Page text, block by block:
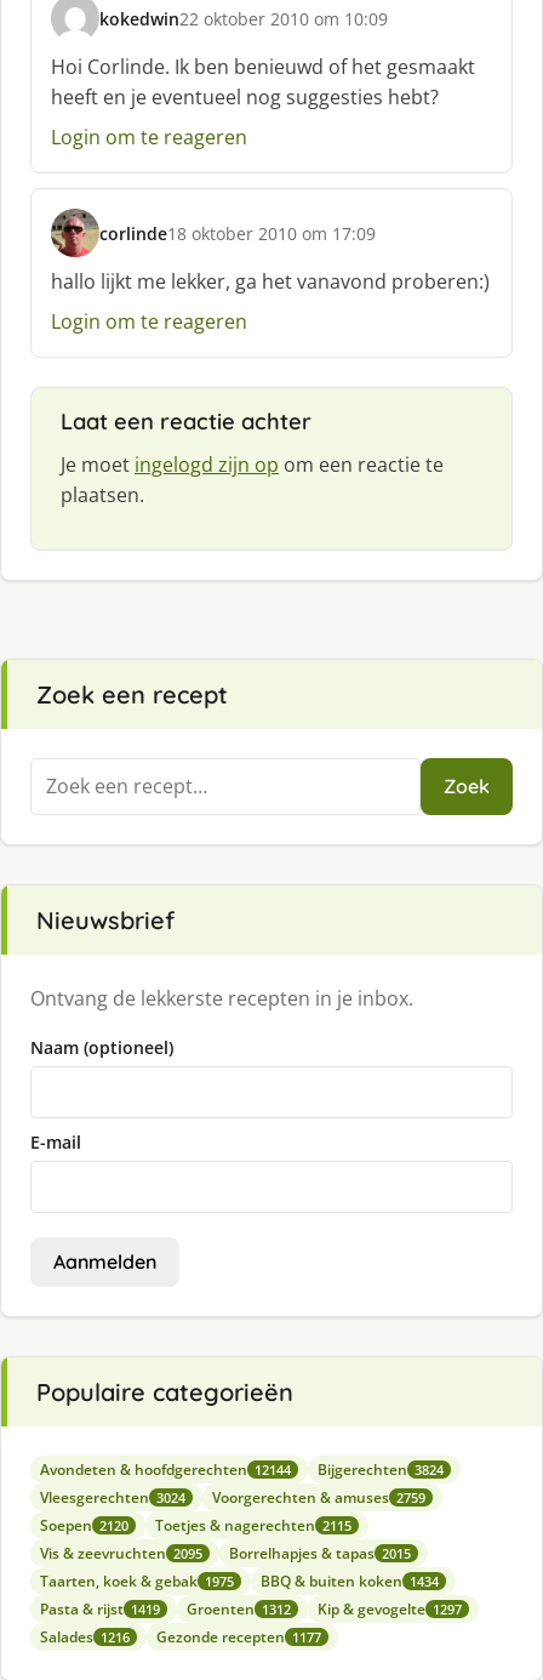
kokedwin
s
c
h
r
e
f
22 oktober 2010 om 10:09
Hoi Corlinde. Ik ben benieuwd of het gesmaakt
heeft en je eventueel nog suggesties hebt?
Login om te reageren
corlinde
s
c
h
r
18 oktober 2010 om 17:09
hallo lijkt me lekker, ga het vanavond proberen:)
Login om te reageren
Laat een reactie achter
Je moet ingelogd zijn op om een reactie te
plaatsen.
Zoek een recept
Zoeken
naar:
Zoek
Nieuwsbrief
Ontvang de lekkerste recepten in je inbox.
Naam (optioneel)
E-mail
Aanmelden
Populaire categorieën
Avondeten & hoofdgerechten 12144 Bijgerechten 3824
Vleesgerechten 3024 Voorgerechten & amuses 2759
Soepen 2120 Toetjes & nagerechten 2115
Vis & zeevruchten 2095 Borrelhapjes & tapas 2015
Taarten, koek & gebak 1975 BBQ & buiten koken 1434
Pasta & rijst 1419 Groenten 1312 Kip & gevogelte 1297
Salades 1216 Gezonde recepten 1177